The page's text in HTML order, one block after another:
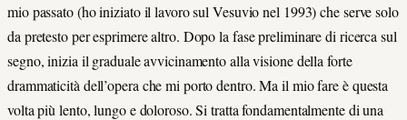
mio passato (ho iniziato il lavoro sul Vesuvio nel 1993) che serve solo
da pretesto per esprimere altro. Dopo la fase preliminare di ricerca sul
segno, inizia il graduale avvicinamento alla visione della forte
drammaticità dell’opera che mi porto dentro. Ma il mio fare è questa
volta più lento, lungo e doloroso. Si tratta fondamentalmente di una